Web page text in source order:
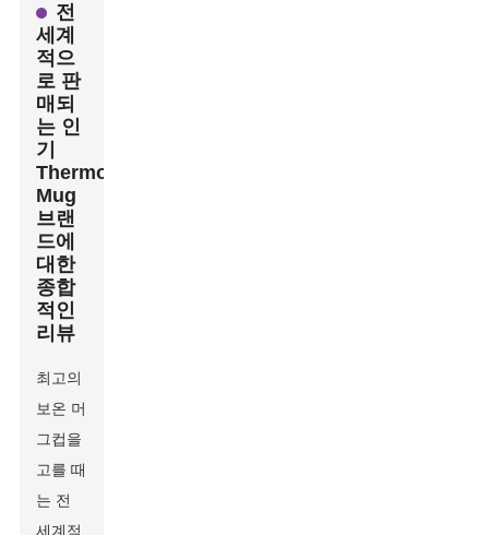
전
세계
적으
로 판
매되
는 인
기
Thermo
Mug
브랜
드에
대한
종합
적인
리뷰
최고의
보온 머
그컵을
고를 때
는 전
세계적